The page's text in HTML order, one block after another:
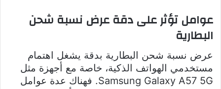
عوامل تؤثر على دقة عرض نسبة شحن
البطارية
عرض نسبة شحن البطارية بدقة يشغل اهتمام
مستخدمي الهواتف الذكية، خاصة مع أجهزة مثل
Samsung Galaxy A57 5G. فهناك عدة عوامل